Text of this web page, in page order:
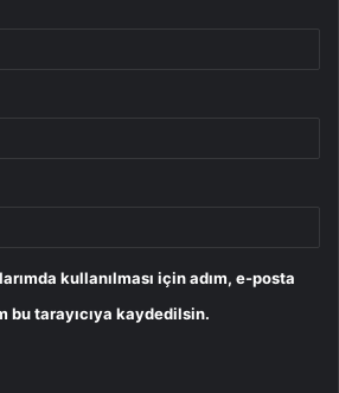
kullanılması için adım, e-posta
bu tarayıcıya kaydedilsin.